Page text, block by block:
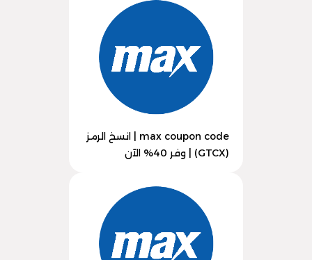
max coupon code | انسخ الرمز
(GTCX) | وفر 40% الآن